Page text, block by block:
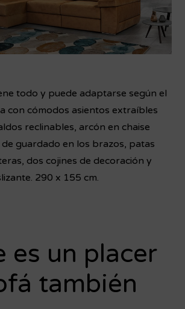
todo y puede adaptarse según el
con cómodos asientos extraíbles
reclinables, arcón en chaise
guardado en los brazos, patas
dos cojines de decoración y
290 x 155 cm.
es un placer
también